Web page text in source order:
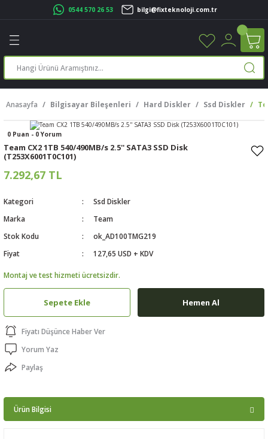
0544 570 26 53 bilgi@fixteknoloji.com.tr
Geri Dön
Geri Dön
Geri Dön
Yazıcı
Geri Dön
Geri Dön
Geri Dön
Geri Dön
Geri Dön
Anasayfa Bilgisayar Bileşenleri Hard Diskler Ssd Diskler
0 Puan - 0 Yorum
Team CX2 1TB 540/490MB/s 2.5'' SATA3 SSD Disk
(T253X6001T0C101)
7.292,67 TL
Kategori
Ssd Diskler
Marka
Team
Stok Kodu
ok_AD100TMG219
Fiyat
127,65 USD + KDV
Montaj ve test hizmeti ücretsizdir.
Sepete Ekle Hemen Al
Fiyatı Düşünce Haber Ver
Yorum Yaz
Paylaş
Ürün Bilgisi